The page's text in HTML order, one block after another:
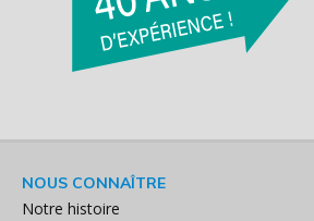
NOUS CONNAÎTRE
Notre histoire